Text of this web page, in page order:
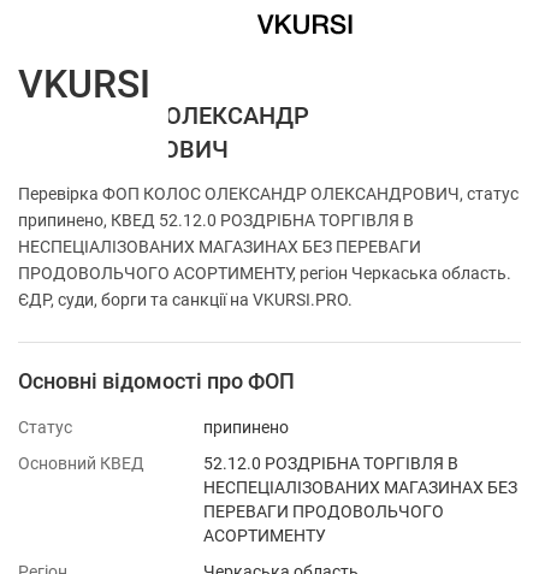
ФОП КОЛОС ОЛЕКСАНДР
ОЛЕКСАНДРОВИЧ
Перевірка ФОП КОЛОС ОЛЕКСАНДР ОЛЕКСАНДРОВИЧ, статус
припинено, КВЕД 52.12.0 РОЗДРІБНА ТОРГІВЛЯ В
НЕСПЕЦІАЛІЗОВАНИХ МАГАЗИНАХ БЕЗ ПЕРЕВАГИ
ПРОДОВОЛЬЧОГО АСОРТИМЕНТУ, регіон Черкаська область.
ЄДР, суди, борги та санкції на VKURSI.PRO.
Основні відомості про ФОП
Статус
припинено
Основний КВЕД
52.12.0 РОЗДРІБНА ТОРГІВЛЯ В
НЕСПЕЦІАЛІЗОВАНИХ МАГАЗИНАХ БЕЗ
ПЕРЕВАГИ ПРОДОВОЛЬЧОГО
АСОРТИМЕНТУ
VKURSI